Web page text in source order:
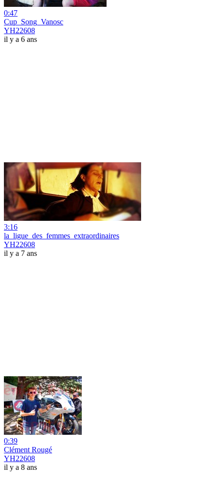
0:47
Cup_Song_Vanosc
YH22608
il y a 6 ans
3:16
la_ligue_des_femmes_extraordinaires
YH22608
il y a 7 ans
0:39
Clément Rougé
YH22608
il y a 8 ans